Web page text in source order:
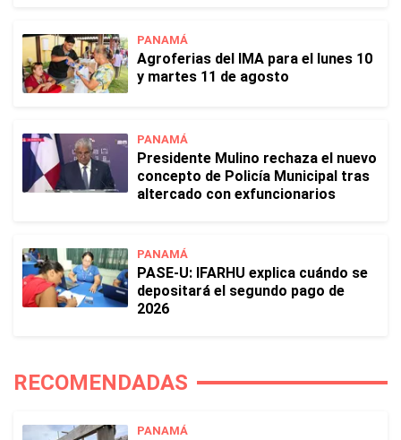
PANAMÁ
Agroferias del IMA para el lunes 10
y martes 11 de agosto
PANAMÁ
Presidente Mulino rechaza el nuevo
concepto de Policía Municipal tras
altercado con exfuncionarios
PANAMÁ
PASE-U: IFARHU explica cuándo se
depositará el segundo pago de
2026
RECOMENDADAS
PANAMÁ